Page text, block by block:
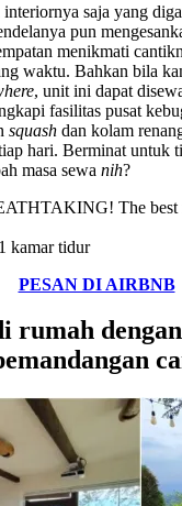
saja yang
pun
menikmati
waktu. Bahkan bila
, unit ini dapat
fasilitas pusat
squash dan kolam
hari. Berminat untuk
masa sewa nih?
The best
kamar tidur
PESAN DI AIRBNB
rumah